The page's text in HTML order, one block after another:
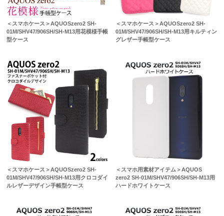
＜スマホケース＞AQUOSzero2 SH-
01M/SHV47/906SH/SH-M13用花模様手帳
型ケース
＜スマホケース＞AQUOSzero2 SH-
01M/SHV47/906SH/SH-M13用キルティン
グレザー手帳型ケース
＜スマホケース＞AQUOSzero2 SH-
01M/SHV47/906SH/SH-M13用クロコダイ
ルレザーデザイン手帳型ケース
＜スマホ用素材アイテム＞AQUOS
zero2 SH-01M/SHV47/906SH/SH-M13用
ハードホワイトケース